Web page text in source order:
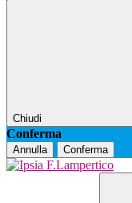
Chiudi
Conferma
Annulla Conferma